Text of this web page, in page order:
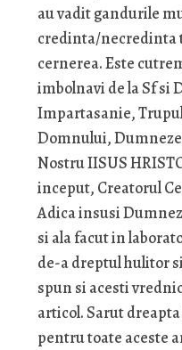
au vadit gandurile
credinta/necredinta
cernerea. Este
imbolnavi de la Sf si
Impartasanie,
Domnului,
Nostru IISUS
inceput, Creatorul
Adica insusi
si ala facut in
de-a dreptul hulitor
spun si acesti
articol. Sarut
pentru toate aceste